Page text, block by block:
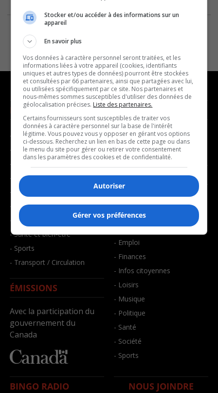
NOUVELLES
- Affaires municipales
- Communauté / Social
- Culture
- Économie
- Éducation
- Environnement
- Faits divers
- Santé et bien-être
- Sports
- Transport / Circulation
ÉMISSIONS
Avec la participation du
gouvernement du
Canada
MUSIQUE
- Décompte franco
- Joué récemment
BALADOS
- Art de vivre
- Bien-être
- Emploi
- Finances
- Infos citoyennes
- Loisirs
- Musique
- Politique
- Santé
- Société
- Sports
BINGO RADIO NOUS JOINDRE
Stocker et/ou accéder à des informations sur un
appareil
En savoir plus
Vos données à caractère personnel seront traitées, et les
informations liées à votre appareil (cookies, identifiants
uniques et autres types de données) pourront être stockées
et consultées par 66 partenaires, ainsi que partagées avec lui,
ou utilisées spécifiquement par ce site. Nos partenaires et
nous-mêmes sommes susceptibles d'utiliser des données de
géolocalisation précises. Liste des partenaires.
Certains fournisseurs sont susceptibles de traiter vos
données à caractère personnel sur la base de l'intérêt
légitime. Vous pouvez vous y opposer en gérant vos options
ci-dessous. Recherchez un lien en bas de cette page ou dans
le menu du site pour gérer ou retirer votre consentement
dans les paramètres des cookies et de confidentialité.
Autoriser
Gérer vos préférences